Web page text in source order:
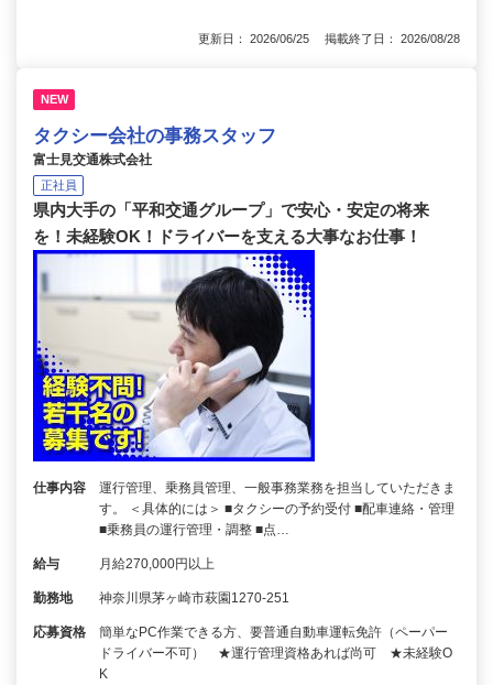
更新日： 2026/06/25 掲載終了日： 2026/08/28
NEW
タクシー会社の事務スタッフ
富士見交通株式会社
正社員
県内大手の「平和交通グループ」で安心・安定の将来
を！未経験OK！ドライバーを支える大事なお仕事！
仕事内容
運行管理、乗務員管理、一般事務業務を担当していただきま
す。 ＜具体的には＞ ■タクシーの予約受付 ■配車連絡・管理
■乗務員の運行管理・調整 ■点…
給与 月給270,000円以上
勤務地 神奈川県茅ヶ崎市萩園1270-251
応募資格
簡単なPC作業できる方、要普通自動車運転免許（ペーパー
ドライバー不可） ★運行管理資格あれば尚可 ★未経験O
K